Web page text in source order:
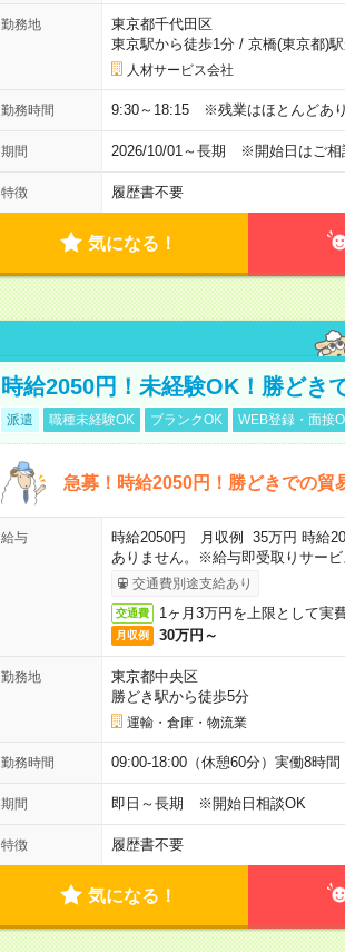
勤務地
東京都千代田区
東京駅から徒歩1分/ 京橋(東京都)
人材サービス会社
勤務時間 9:30～18:15 ※残業はほとんどあ
期間 2026/10/01～長期 ※開始日はご
特徴 履歴書不要
気になる！
時給2050円！未経験OK！勝どき
派遣 職種未経験OK ブランクOK WEB登録・面接
急募！時給2050円！勝どきでの貿
給与
時給2050円 月収例 35万円 時給
ありません。※給与即受取りサービ
交通費別途支給あり
交通費 1ヶ月3万円を上限として実
月収例 30万円～
勤務地
東京都中央区
勝どき駅から徒歩5分
運輸・倉庫・物流業
勤務時間 09:00-18:00（休憩60分）実働8時間
期間 即日～長期 ※開始日相談OK
特徴 履歴書不要
気になる！